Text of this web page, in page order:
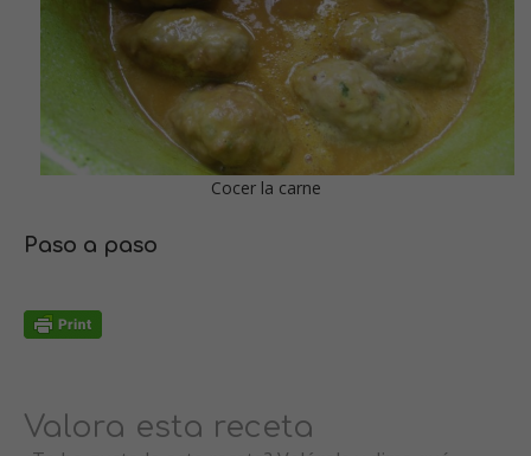
Cocer la carne
Paso a paso
Valora esta receta